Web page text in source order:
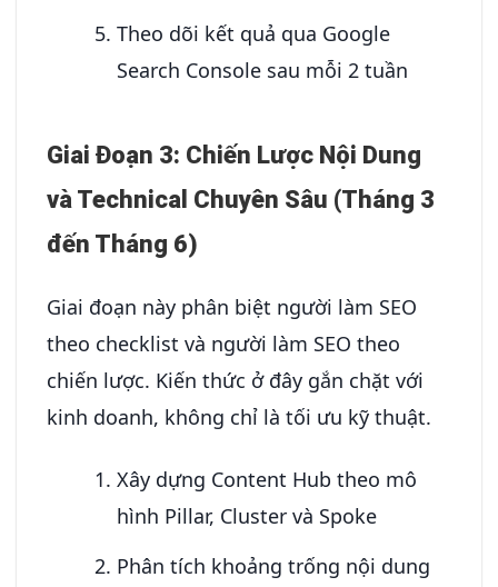
Theo dõi kết quả qua Google
Search Console sau mỗi 2 tuần
Giai Đoạn 3: Chiến Lược Nội Dung
và Technical Chuyên Sâu (Tháng 3
đến Tháng 6)
Giai đoạn này phân biệt người làm SEO
theo checklist và người làm SEO theo
chiến lược. Kiến thức ở đây gắn chặt với
kinh doanh, không chỉ là tối ưu kỹ thuật.
Xây dựng Content Hub theo mô
hình Pillar, Cluster và Spoke
Phân tích khoảng trống nội dung